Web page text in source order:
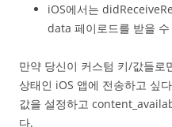
iOS에서는
data 페이로드를 받을 수
만약 당신이 커스텀 키/값들로
상태인 iOS 앱에 전송하고 싶
값을 설정하고
다.